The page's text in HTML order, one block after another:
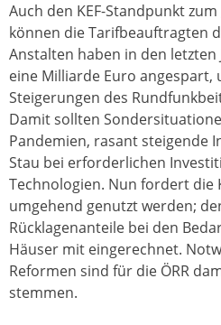
Auch den KEF-Standpunkt
können die Tarifbeauftragten
Anstalten haben in den
eine Milliarde Euro angespart,
Steigerungen des
Damit sollten
Pandemien, rasant steigende
Stau bei erforderlichen
Technologien. Nun fordert die
umgehend genutzt werden;
Rücklagenanteile bei den
Häuser mit eingerechnet.
Reformen sind für die ÖRR
stemmen.